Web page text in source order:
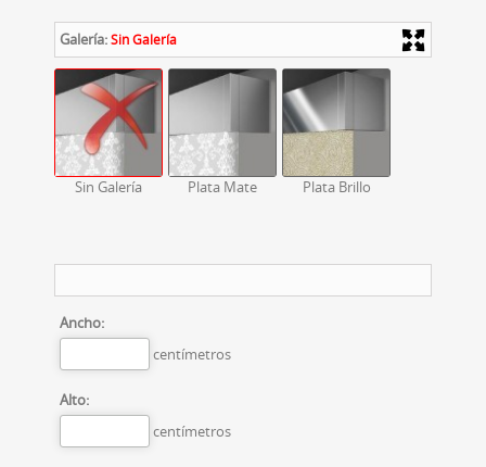
Galería: Sin Galería
Sin Galería Plata Mate Plata Brillo
Ancho:
centímetros
Alto:
centímetros